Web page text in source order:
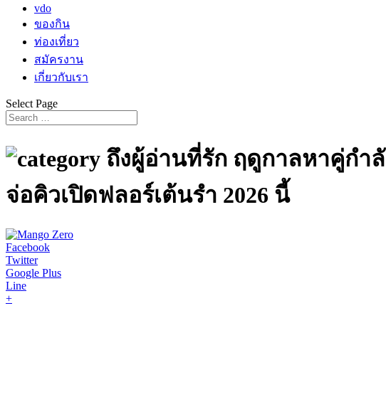
vdo
ของกิน
ท่องเที่ยว
สมัครงาน
เกี่ยวกับเรา
Select Page
ถึงผู้อ่านที่รัก ฤดูกาลหาคู่กำลั
จ่อคิวเปิดฟลอร์เต้นรำ 2026 นี้
Facebook
Twitter
Google Plus
Line
+